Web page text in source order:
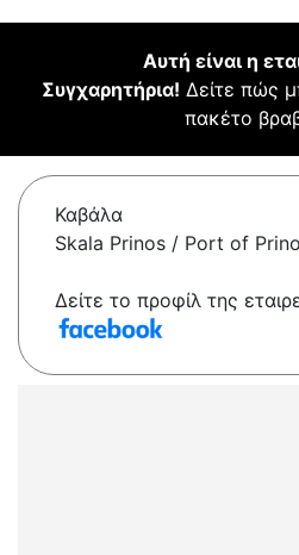
Αυτή είναι η
Συγχαρητήρια! Δείτε πώς
πακέτο
Καβάλα
Skala Prinos / Port of
Δείτε το προφίλ της